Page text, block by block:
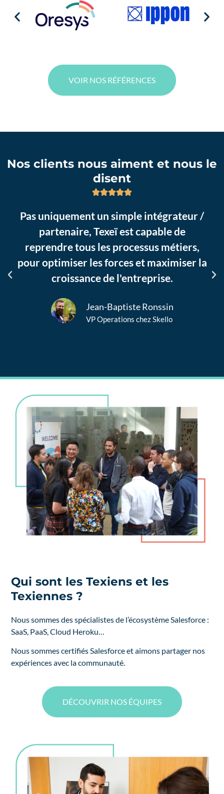
VOIR NOS RÉFÉRENCES
Nos clients nous aiment et nous le
disent
Pas uniquement un simple intégrateur /
partenaire, Texeï est capable de
reprendre tous les processus métiers,
pour optimiser les forces et maximiser la
croissance de l'entreprise.
Jean-Baptiste Ronssin
VP Operations chez Skello
Qui sont les Texiens et les
Texiennes ?
Nous sommes des spécialistes de l’écosystème Salesforce :
SaaS, PaaS, Cloud Heroku…
Nous sommes certifiés Salesforce et aimons partager nos
expériences avec la communauté.
DÉCOUVRIR NOS ÉQUIPES